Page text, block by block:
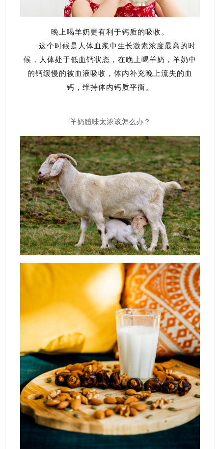
晚上喝羊奶更有利于钙质的吸收。
这个时候是人体血浆中生长激素浓度最高的时
候，人体处于低血钙状态，在晚上喝羊奶，羊奶中
的钙缓慢的被血液吸收，体内补充晚上流失的血
钙，维持体内钙质平衡。
羊奶膻味太浓该怎么办？